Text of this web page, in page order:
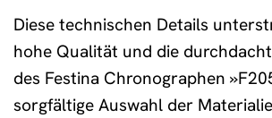
Diese technischen Details
hohe Qualität und die
des Festina Chronographen
sorgfältige Auswahl der